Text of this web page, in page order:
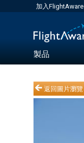
加入FlightAware
製品
返回圖片瀏覽